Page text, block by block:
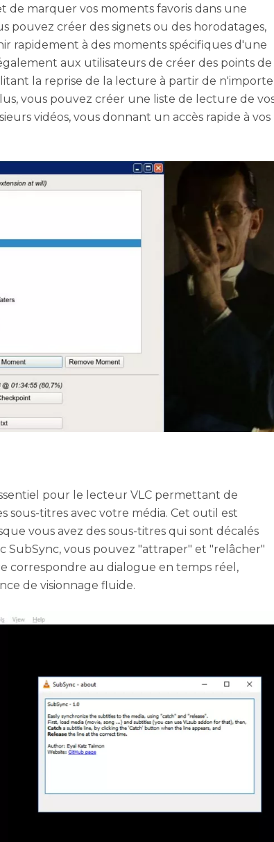
marquer vos moments favoris dans une
pouvez créer des signets ou des horodatages,
rapidement à des moments spécifiques d'une
aux utilisateurs de créer des points de
la reprise de la lecture à partir de n'importe
vous pouvez créer une liste de lecture de
vidéos, vous donnant un accès rapide à vos
pour le lecteur VLC permettant de
sous-titres avec votre média. Cet outil est
vous avez des sous-titres qui sont décalés
SubSync, vous pouvez "attraper" et "relâcher"
correspondre au dialogue en temps réel,
de visionnage fluide.